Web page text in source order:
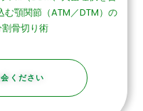
顎関節（ATM／DTM）の
骨切り術
ください